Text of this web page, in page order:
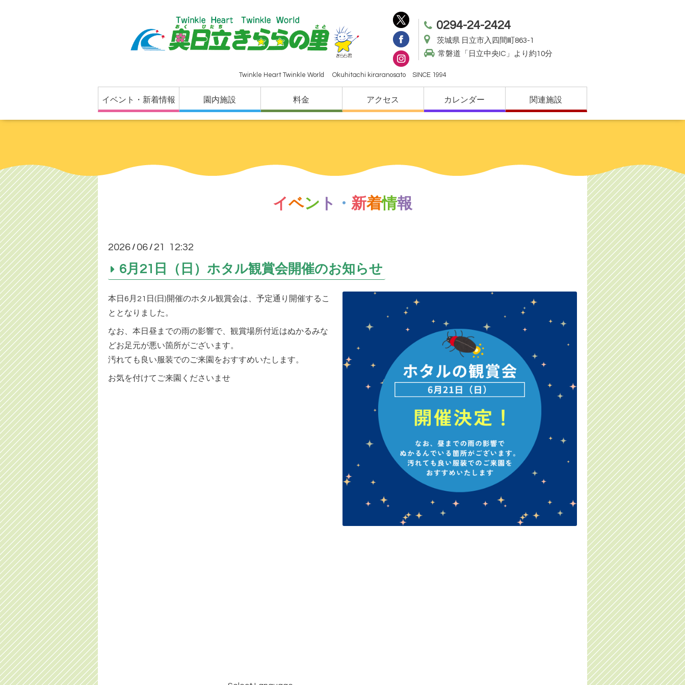
0294-24-2424
茨城県 日立市入四間町863-1
常磐道「日立中央IC」より約10分
Twinkle Heart Twinkle World Okuhitachi kiraranosato SINCE 1994
イベント・新着情報 園内施設 料金 アクセス カレンダー 関連施設
イベン ト ・ 新着情報
2026 / 06 / 21 12:32
6月21日（日）ホタル観賞会開催のお知らせ
本日6月21日(日)開催のホタル観賞会は、予定通り開催するこ
ととなりました。
なお、本日昼までの雨の影響で、観賞場所付近はぬかるみな
どお足元が悪い箇所がございます。
汚れても良い服装でのご来園をおすすめいたします。
お気を付けてご来園くださいませ